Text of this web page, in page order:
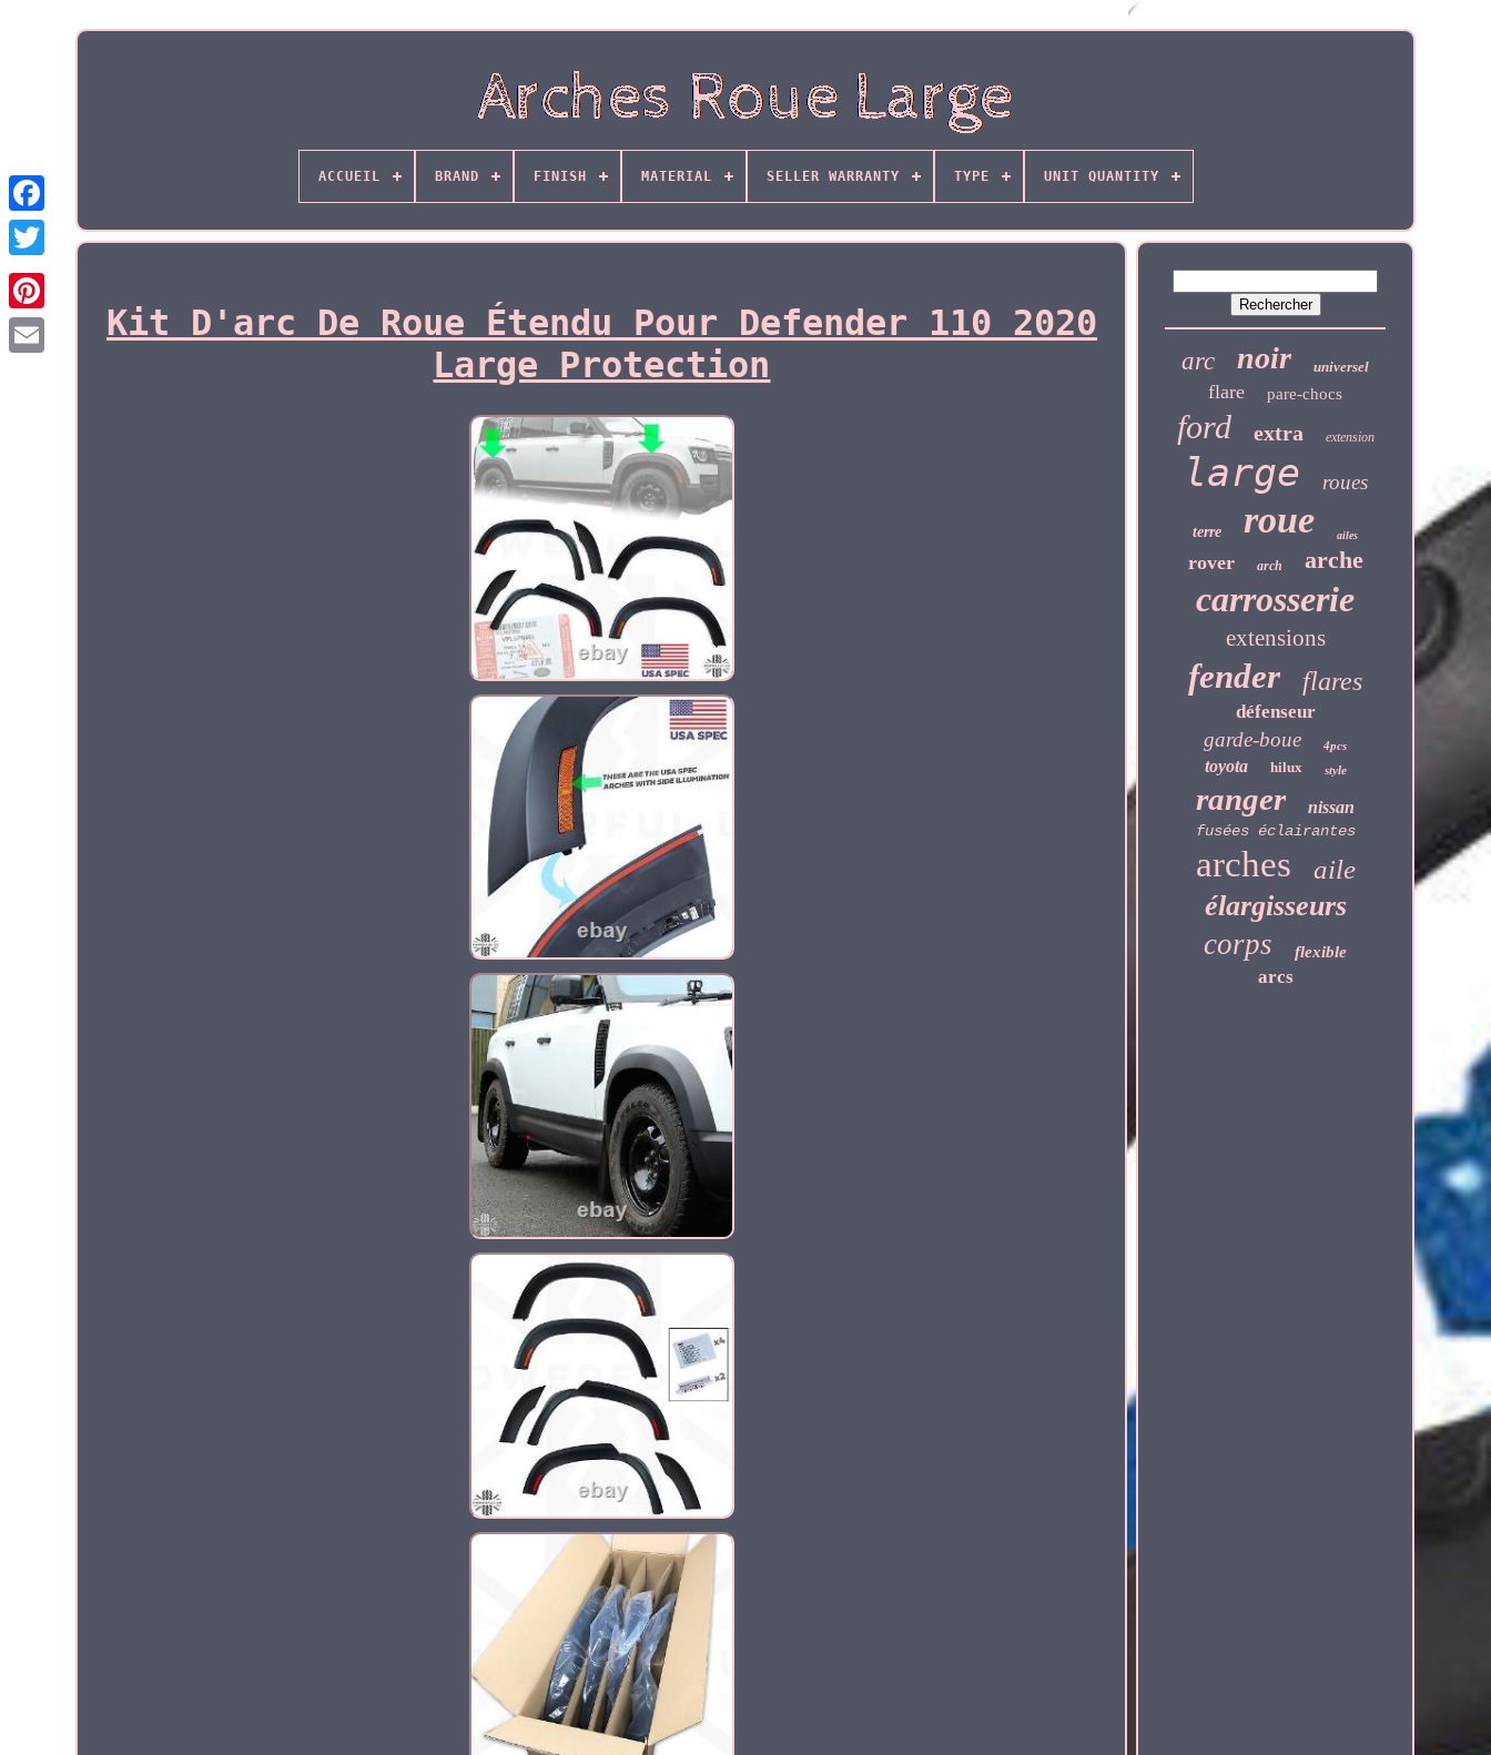
ACCUEIL BRAND FINISH MATERIAL SELLER WARRANTY TYPE UNIT QUANTITY
Kit D'arc De Roue Étendu Pour Defender 110 2020
Large Protection
arc noir universel
flare pare-chocs
ford extra extension
large roues
terre roue ailes
rover arch arche
carrosserie
extensions
fender flares
défenseur
garde-boue 4pcs
toyota hilux style
ranger nissan
fusées éclairantes
arches aile
élargisseurs
corps flexible
arcs